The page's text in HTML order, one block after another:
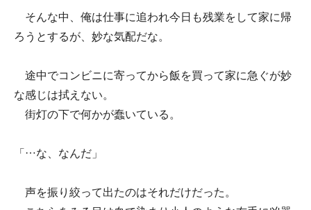
そんな中、俺は仕事に追われ今日も残業をして家に帰
ろうとするが、妙な気配だな。
途中でコンビニに寄ってから飯を買って家に急ぐが妙
な感じは拭えない。
街灯の下で何かが蠢いている。
「…な、なんだ」
声を振り絞って出たのはそれだけだった。